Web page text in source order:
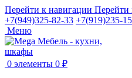
Перейти к навигации Перейти
+7(949)325-82-33 +7(919)235-
Меню
0 элементы 0 ₽